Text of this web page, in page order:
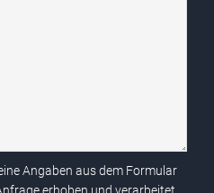
Angaben aus dem Formular